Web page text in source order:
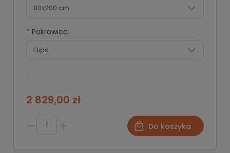
* Pokrowiec:
2 829,00 zł
Do koszyka